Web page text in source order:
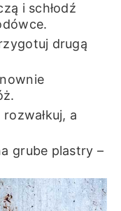
i schłodź
drugą
a
grube plastry –